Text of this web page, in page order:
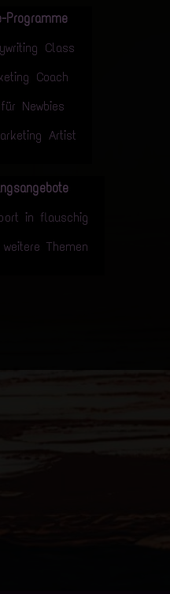
Class
Coach
Newbies
Artist
in flauschig
Themen